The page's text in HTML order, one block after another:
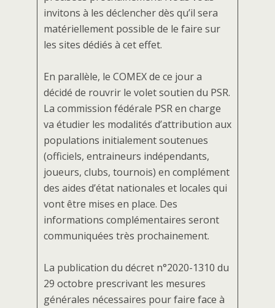
invitons à les déclencher dès qu’il sera
matériellement possible de le faire sur
les sites dédiés à cet effet.
En parallèle, le COMEX de ce jour a
décidé de rouvrir le volet soutien du PSR.
La commission fédérale PSR en charge
va étudier les modalités d’attribution aux
populations initialement soutenues
(officiels, entraineurs indépendants,
joueurs, clubs, tournois) en complément
des aides d’état nationales et locales qui
vont être mises en place. Des
informations complémentaires seront
communiquées très prochainement.
La publication du décret n°2020-1310 du
29 octobre prescrivant les mesures
générales nécessaires pour faire face à